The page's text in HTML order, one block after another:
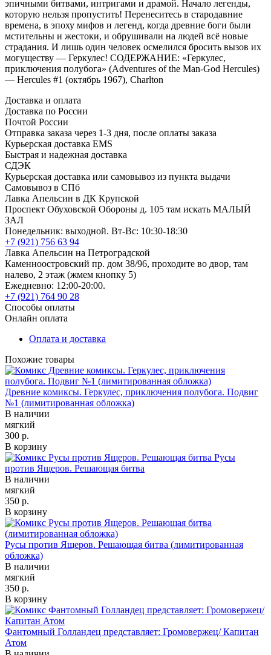
эпичными битвами, интригами и драмой. Начало легенды,
которую нельзя пропустить! Перенеситесь в стародавние
времена, в эпоху мифов и легенд, когда древние боги были
мстительны и жестоки, и обрушивали на людей всё новые
страдания. И лишь один человек осмелился бросить вызов их
могуществу — Геркулес! СОДЕРЖАНИЕ: «Геркулес,
приключения полубога» (Adventures of the Man-God Hercules)
— Hercules #1 (октябрь 1967), Charlton
Доставка и оплата
Доставка по России
Почтой России
Отправка заказа через 1-3 дня, после оплаты заказа
Курьерская доставка EMS
Быстрая и надежная доставка
СДЭК
Курьерская доставка или самовывоз из пункта выдачи
Самовывоз в СПб
Лавка Апельсин в ДК Крупской
Проспект Обуховской Обороны д. 105 там искать МАЛЫЙ
ЗАЛ
Понедельник: выходной. Вт-Вс: 10:30-18:30
+7 (921) 756 63 94
Лавка Апельсин на Петроградской
Каменноостровский пр. дом 38/96, проходите во двор, там
налево, 2 этаж (жмем кнопку 5)
Ежедневно: 12:00-20:00.
+7 (921) 764 90 28
Способы оплаты
Онлайн оплата
Оплата и доставка
Похожие товары
Древние комиксы. Геркулес, приключения полубога. Подвиг
№1 (лимитированная обложка)
В наличии
мягкий
300 р.
В корзину
Русы
против Ящеров. Решающая битва
В наличии
мягкий
350 р.
В корзину
Русы против Ящеров. Решающая битва (лимитированная
обложка)
В наличии
мягкий
350 р.
В корзину
Фантомный Голландец представляет: Громовержец/ Капитан
Атом